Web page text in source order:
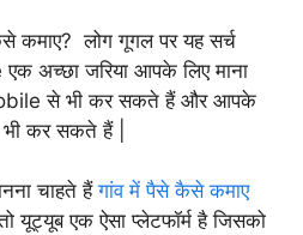
लोग गूगल पर यह सर्च
अच्छा जरिया आपके लिए माना
से भी कर सकते हैं और आपके
भी कर सकते हैं |
चाहते हैंगांव में पैसे कैसे कमाए
एक ऐसा प्लेटफॉर्म है जिसको